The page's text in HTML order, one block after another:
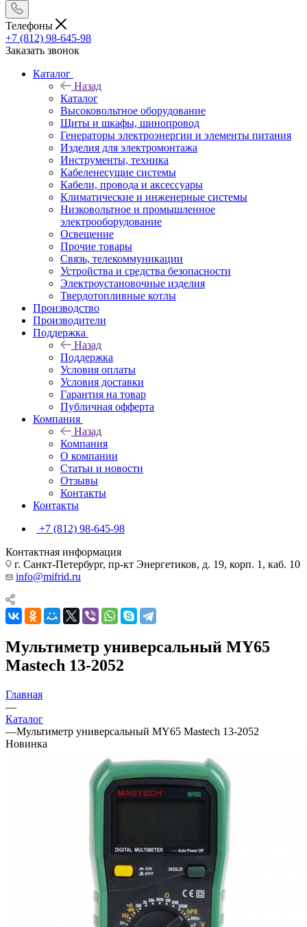
Телефоны
+7 (812) 98-645-98
Заказать звонок
Каталог
Назад
Каталог
Высоковольтное оборудование
Щиты и шкафы, шинопровод
Генераторы электроэнергии и элементы питания
Изделия для электромонтажа
Инструменты, техника
Кабеленесущие системы
Кабели, провода и аксессуары
Климатические и инженерные системы
Низковольтное и промышленное
электрооборудование
Освещение
Прочие товары
Связь, телекоммуникации
Устройства и средства безопасности
Электроустановочные изделия
Твердотопливные котлы
Производство
Производители
Поддержка
Назад
Поддержка
Условия оплаты
Условия доставки
Гарантия на товар
Публичная офферта
Компания
Назад
Компания
О компании
Статьи и новости
Отзывы
Контакты
Контакты
+7 (812) 98-645-98
Контактная информация
г. Санкт-Петербург, пр-кт Энергетиков, д. 19, корп. 1, каб. 10
info@mifrid.ru
Мультиметр универсальный MY65
Mastech 13-2052
Главная
—
Каталог
—Мультиметр универсальный MY65 Mastech 13-2052
Новинка